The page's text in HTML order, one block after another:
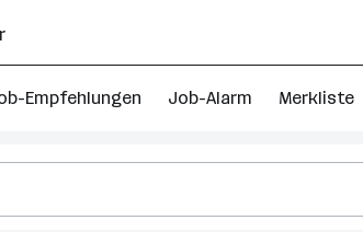
Empfehlungen Job-Alarm Merkliste